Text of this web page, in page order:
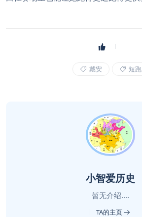
戴安 短跑
小智爱历史
暂无介绍....
TA的主页